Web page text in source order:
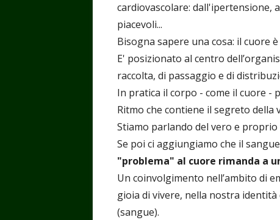
cardiovascolare: dall'ipertensione,
piacevoli...
Bisogna sapere una cosa: il cuore
E' posizionato al centro
raccolta, di passaggio e di
In pratica il corpo - come il cuore -
Ritmo che contiene il segreto della
Stiamo parlando del vero e proprio
Se poi ci aggiungiamo che il
"problema" al cuore rimanda a
Un coinvolgimento nell’ambito di
gioia di vivere, nella nostra
(sangue).